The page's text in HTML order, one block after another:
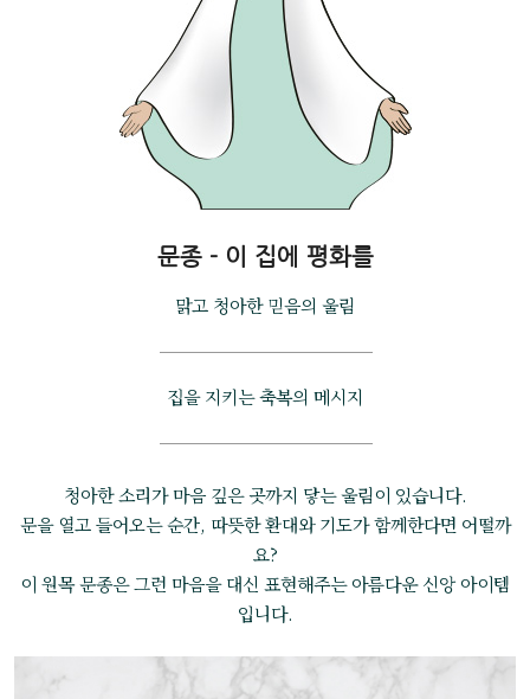
문종 - 이 집에 평화를
맑고 청아한 믿음의 울림
집을 지키는 축복의 메시지
청아한 소리가 마음 깊은 곳까지 닿는 울림이 있습니다.
문을 열고 들어오는 순간, 따뜻한 환대와 기도가 함께한다면 어떨까
요?
이 원목 문종은 그런 마음을 대신 표현해주는 아름다운 신앙 아이템
입니다.